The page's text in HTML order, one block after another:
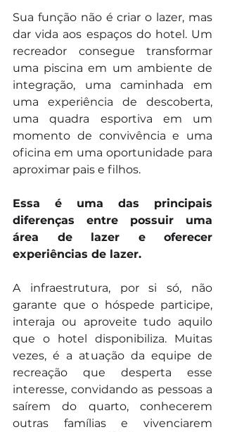
Sua função não é criar o lazer, mas
dar vida aos espaços do hotel. Um
recreador consegue transformar
uma piscina em um ambiente de
integração, uma caminhada em
uma experiência de descoberta,
uma quadra esportiva em um
momento de convivência e uma
oficina em uma oportunidade para
aproximar pais e filhos.
Essa é uma das principais
diferenças entre possuir uma
área de lazer e oferecer
experiências de lazer.
A infraestrutura, por si só, não
garante que o hóspede participe,
interaja ou aproveite tudo aquilo
que o hotel disponibiliza. Muitas
vezes, é a atuação da equipe de
recreação que desperta esse
interesse, convidando as pessoas a
saírem do quarto, conhecerem
outras famílias e vivenciarem